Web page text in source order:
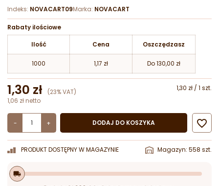
Indeks: NOVACART09Marka: NOVACART
Rabaty ilościowe
Ilość Cena Oszczędzasz
1000 1,17 zł Do 130,00 zł
1,30 zł (23% VAT)
1,30 zł / 1 szt.
1,06 zł netto
- + DODAJ DO KOSZYKA 
PRODUKT DOSTĘPNY W MAGAZYNIE Magazyn: 558 szt.
local_shipping